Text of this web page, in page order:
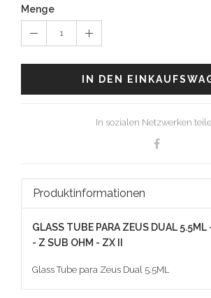
Menge
1
IN DEN
In sozialen Netzwerken
Produktinformationen
GLASS TUBE PARA ZEUS DUAL 5.5ML
- Z SUB OHM - ZX II
Glass Tube para Zeus Dual 5.5ML